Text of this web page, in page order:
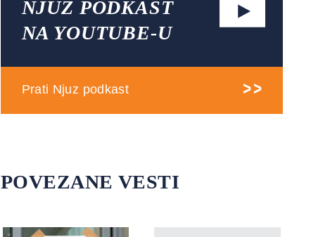
NJUZ PODKAST
NA YOUTUBE-U
Prati Njuz podkast
POVEZANE VESTI